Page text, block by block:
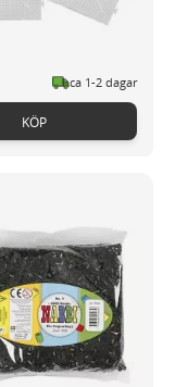
ca 1-2 dagar
KÖP